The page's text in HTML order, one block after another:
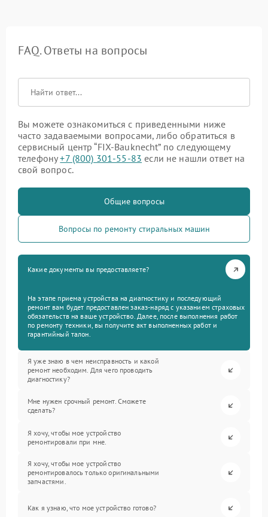
FAQ. Ответы на вопросы
Вы можете ознакомиться с приведенными ниже
часто задаваемыми вопросами, либо обратиться в
сервисный центр “FIX-Bauknecht” по следующему
телефону+7 (800) 301-55-83 если не нашли ответ на
свой вопрос.
Общие вопросы
Вопросы по ремонту стиральных машин
Какие документы вы предоставляете?
На этапе приема устройства на диагностику и последующий
ремонт вам будет предоставлен заказ-наряд с указанием страховых
обязательств на ваше устройство. Далее, после выполнения работ
по ремонту техники, вы получите акт выполненных работ и
гарантийный талон.
Я уже знаю в чем неисправность и какой
ремонт необходим. Для чего проводить
диагностику?
Мне нужен срочный ремонт. Сможете
сделать?
Я хочу, чтобы мое устройство
ремонтировали при мне.
Я хочу, чтобы мое устройство
ремонтировалось только оригинальными
запчастями.
Как я узнаю, что мое устройство готово?